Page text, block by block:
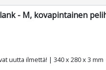
- M, kovapintainen
uutta ilmettä! | 340 x 280 x 3 mm